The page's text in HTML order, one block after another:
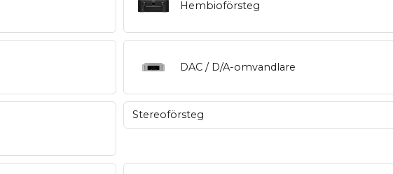
Hembioförsteg
DAC / D/A-omvandlare
Stereoförsteg